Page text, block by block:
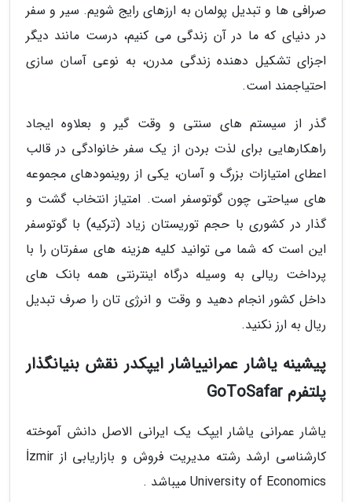
صرافی ها و تبدیل پولمان به ارزهای رایج شویم. سیر و سفر
در دنیای که ما در آن زندگی می کنیم، درست مانند دیگر
اجزای تشکیل دهنده زندگی مدرن، به نوعی آسان سازی
احتیاجمند است.
گذر از سیستم های سنتی و وقت گیر و بعلاوه ایجاد
راهکارهایی برای لذت بردن از یک سفر خانوادگی در قالب
اعطای امتیازات بزرگ و آسان، یکی از روینمودهای مجموعه
های سیاحتی چون گوتوسفر است. امتیاز انتخاب گشت و
گذار در کشوری با حجم توریستان زیاد (ترکیه) با گوتوسفر
این است که شما می توانید کلیه هزینه های سفرتان را با
پرداخت ریالی به وسیله درگاه اینترنتی همه بانک های
داخل کشور انجام دهید و وقت و انرژی تان را صرف تبدیل
ریال به ارز نکنید.
پیشینه یاشار عمرانییاشار ایپکدر نقش بنیانگذار
پلتفرم GoToSafar
یاشار عمرانی یاشار ایپک یک ایرانی الاصل دانش آموخته
کارشناسی ارشد رشته مدیریت فروش و بازاریابی از İzmir
University of Economics میباشد .